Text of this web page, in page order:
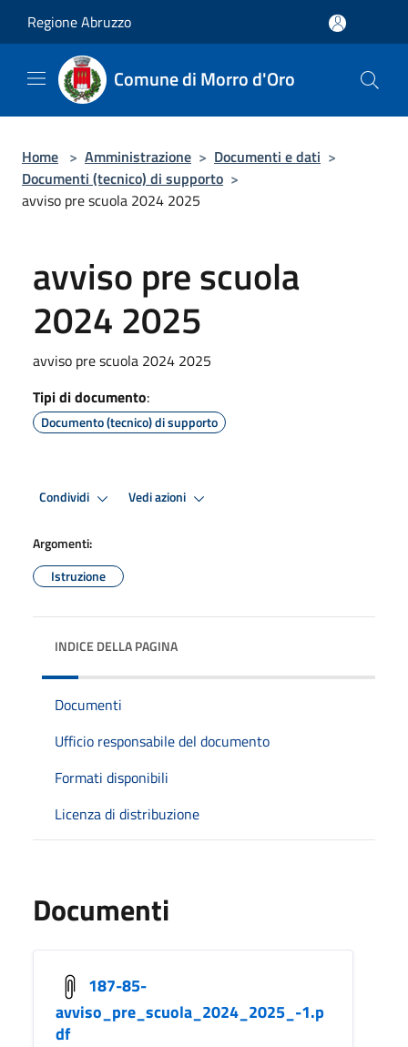
Regione Abruzzo
Comune di Morro d'Oro
Home > Amministrazione > Documenti e dati >
Documenti (tecnico) di supporto >
avviso pre scuola 2024 2025
avviso pre scuola
2024 2025
avviso pre scuola 2024 2025
Tipi di documento:
Documento (tecnico) di supporto
Condividi Vedi azioni
Argomenti:
Istruzione
INDICE DELLA PAGINA
Documenti
Ufficio responsabile del documento
Formati disponibili
Licenza di distribuzione
Documenti
187-85-
avviso_pre_scuola_2024_2025_-1.p
df